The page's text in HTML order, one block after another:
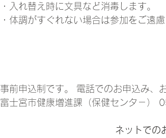
・入れ替え時に文具など消毒します。
・体調がすぐれない場合は参加をご遠慮
事前申込制です。 電話でのお申込み、
富士宮市健康増進課（保健センタ－
ネットでの